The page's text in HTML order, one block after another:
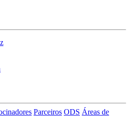
Parceiros ODS Áreas de